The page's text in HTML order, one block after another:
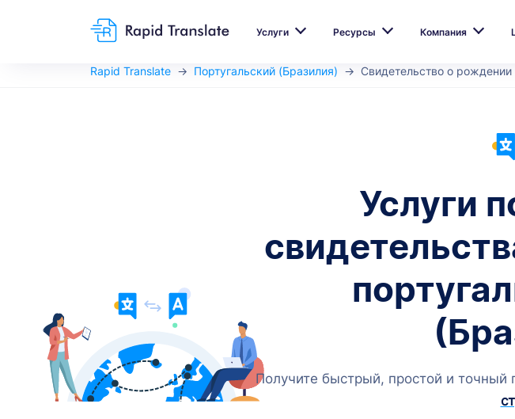
Услуги Ресурсы Компания
Rapid Translate Португальский (Бразилия) Свидетельство о рождении
Услуги
Получите быстрый, простой и точный